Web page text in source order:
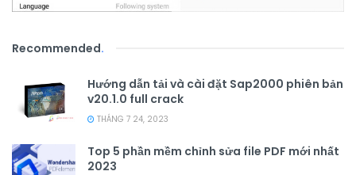
Recommended.
Hướng dẫn tải và cài đặt Sap2000 phiên bản
v20.1.0 full crack
THÁNG 7 24, 2023
Top 5 phần mềm chỉnh sửa file PDF mới nhất
2023